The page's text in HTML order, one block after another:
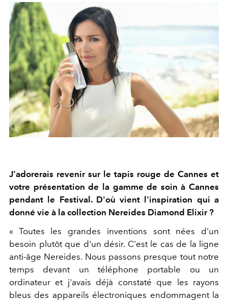
J'adorerais revenir sur le tapis rouge de Cannes et
votre présentation de la gamme de soin à Cannes
pendant le Festival. D'où vient l'inspiration qui a
donné vie à la collection Nereides Diamond Elixir ?
« Toutes les grandes inventions sont nées d'un
besoin plutôt que d'un désir. C'est le cas de la ligne
anti-âge Nereides. Nous passons presque tout notre
temps devant un téléphone portable ou un
ordinateur et j'avais déjà constaté que les rayons
bleus des appareils électroniques endommagent la